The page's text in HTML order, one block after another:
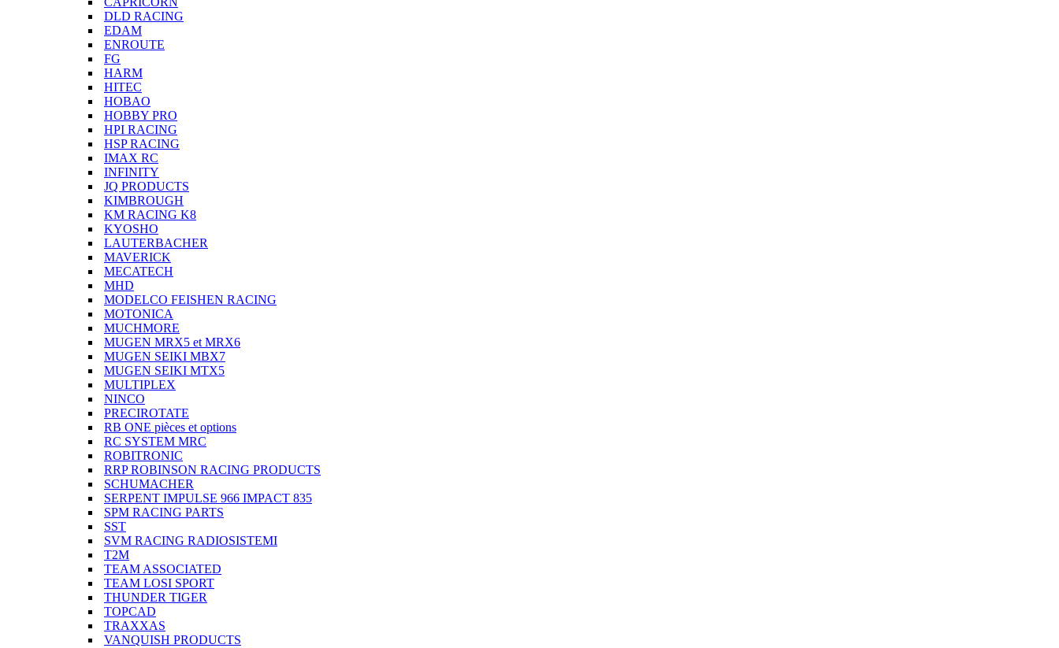
DLD RACING
EDAM
ENROUTE
FG
HARM
HITEC
HOBAO
HOBBY PRO
HPI RACING
HSP RACING
IMAX RC
INFINITY
JQ PRODUCTS
KIMBROUGH
KM RACING K8
KYOSHO
LAUTERBACHER
MAVERICK
MECATECH
MHD
MODELCO FEISHEN RACING
MOTONICA
MUCHMORE
MUGEN MRX5 et MRX6
MUGEN SEIKI MBX7
MUGEN SEIKI MTX5
MULTIPLEX
NINCO
PRECIROTATE
RB ONE pièces et options
RC SYSTEM MRC
ROBITRONIC
RRP ROBINSON RACING PRODUCTS
SCHUMACHER
SERPENT IMPULSE 966 IMPACT 835
SPM RACING PARTS
SST
SVM RACING RADIOSISTEMI
T2M
TEAM ASSOCIATED
TEAM LOSI SPORT
THUNDER TIGER
TOPCAD
TRAXXAS
VANQUISH PRODUCTS